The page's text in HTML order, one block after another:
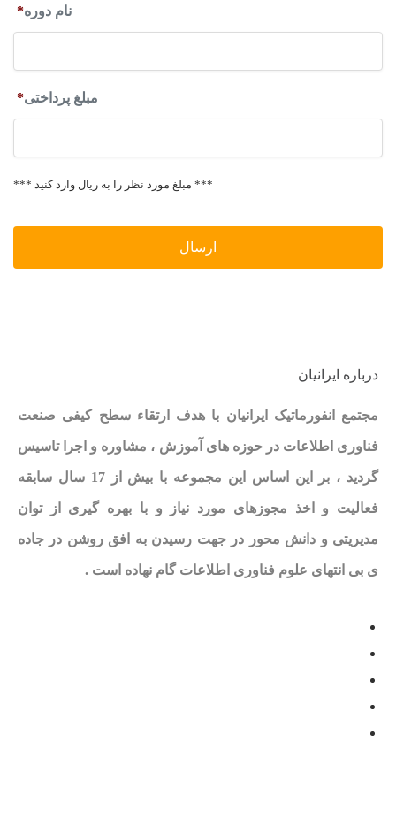
نام دوره*
مبلغ پرداختی*
***‌ مبلغ مورد نظر را به ریال وارد کنید ***
درباره ایرانیان
مجتمع انفورماتیک ایرانیان با هدف ارتقاء سطح کیفی صنعت
فناوری اطلاعات در حوزه های آموزش ، مشاوره و اجرا تاسیس
گردید ، بر این اساس این مجموعه با بیش از 17 سال سابقه
فعالیت و اخذ مجوزهای مورد نیاز و با بهره گیری از توان
مدیریتی و دانش محور در جهت رسیدن به افق روشن در جاده
ی بی انتهای علوم فناوری اطلاعات گام نهاده است .